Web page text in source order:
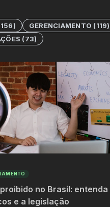
156) GERENCIAMENTO (119)
(73)
no Brasil: entenda
e a legislação